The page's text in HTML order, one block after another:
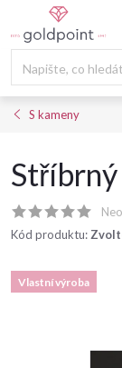
na
S kameny
Kód produktu:
Vlastní výroba